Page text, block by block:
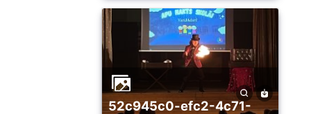
52c945c0-efc2-4c71-